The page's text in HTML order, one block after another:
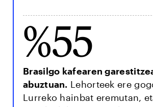
%55
Brasilgo kafearen
abuztuan. Lehorteek ere
Lurreko hainbat eremutan,